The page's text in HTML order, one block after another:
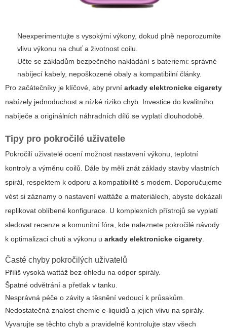
Neexperimentujte s vysokými výkony, dokud plně neporozumíte
vlivu výkonu na chuť a životnost coilu.
Učte se základům bezpečného nakládání s bateriemi: správné
nabíjecí kabely, nepoškozené obaly a kompatibilní články.
Pro začátečníky je klíčové, aby první arkady elektronicke cigarety
nabízely jednoduchost a nízké riziko chyb. Investice do kvalitního
nabíječe a originálních náhradních dílů se vyplatí dlouhodobě.
Tipy pro pokročilé uživatele
Pokročilí uživatelé ocení možnost nastavení výkonu, teplotní
kontroly a výměnu coilů. Dále by měli znát základy stavby vlastních
spirál, respektem k odporu a kompatibilitě s modem. Doporučujeme
vést si záznamy o nastavení wattáže a materiálech, abyste dokázali
replikovat oblíbené konfigurace. U komplexních přístrojů se vyplatí
sledovat recenze a komunitní fóra, kde naleznete pokročilé návody
k optimalizaci chuti a výkonu u arkady elektronicke cigarety.
Časté chyby pokročilých uživatelů
Příliš vysoká wattáž bez ohledu na odpor spirály.
Špatné odvětrání a přetlak v tanku.
Nesprávná péče o závity a těsnění vedoucí k průsakům.
Nedostatečná znalost chemie e-liquidů a jejich vlivu na spirály.
Vyvarujte se těchto chyb a pravidelně kontrolujte stav všech